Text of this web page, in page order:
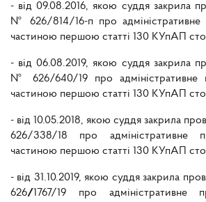
- від 09.08.2016, якою суддя закрила
№ 626/814/16-п про адміністративне
частиною першою статті 130 КУпАП
- від 06.08.2019, якою суддя закрила
№ 626/640/19 про адміністративне
частиною першою статті 130 КУпАП
- від 10.05.2018, якою суддя закрила
626/338/18 про адміністративне
частиною першою статті 130 КУпАП
- від 31.10.2019, якою суддя закрила
626/1767/19 про адміністративне